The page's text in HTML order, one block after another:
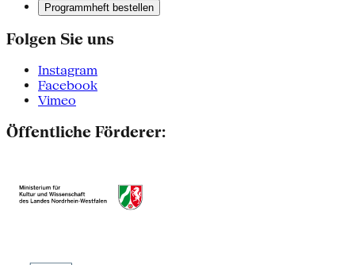
Programmheft bestellen
Folgen Sie uns
Instagram
Facebook
Vimeo
Öffentliche Förderer: